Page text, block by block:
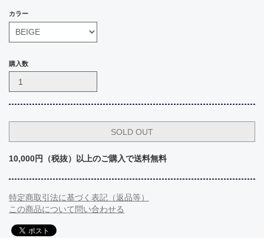
カラー
購入数
10,000円（税抜）以上のご購入で送料無料
特定商取引法に基づく表記（返品等）
この商品について問い合わせる